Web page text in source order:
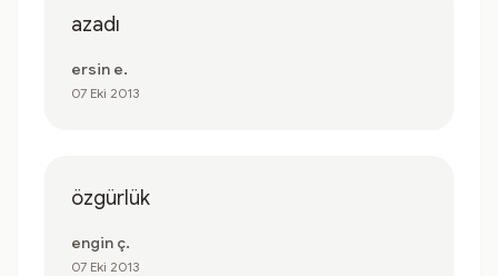
azadı
ersin e.
07 Eki 2013
özgürlük
engin ç.
07 Eki 2013